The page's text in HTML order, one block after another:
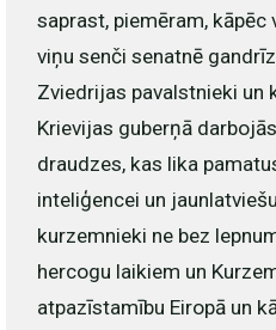
saprast, piemēram,
viņu senči senatnē
Zviedrijas pavalstnieki un
Krievijas guberņā
draudzes, kas lika
inteliģencei un
kurzemnieki ne bez
hercogu laikiem un
atpazīstamību Eiropā un